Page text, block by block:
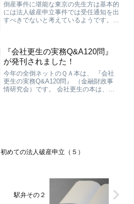
倒産事件に堪能な東京の先生方は基本的
には法人破産申立事件では受任通知を出
すべきでないと考えているようです。例
られるが、その場合でも全...
『会社更生の実務Q&A120問』
が発刊されました！
今年の全倒ネットのＱＡ本は、 『会社
更生の実務Q&A120問』 （金融財政事
情研究会）です。 会社更生の本は、事
初めての法人破産申立（５）
駅弁その２